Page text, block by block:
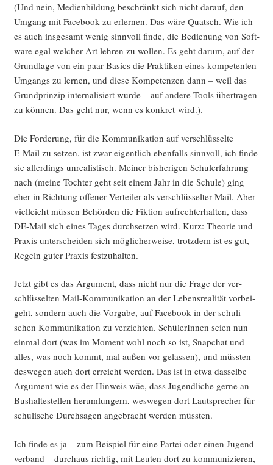
(Und nein, Medi­en­bil­dung beschränkt sich nicht dar­auf, den
Umgang mit Face­book zu erler­nen. Das wäre Quatsch. Wie ich
es auch ins­ge­samt wenig sinn­voll fin­de, die Bedie­nung von Soft­
ware egal wel­cher Art leh­ren zu wol­len. Es geht dar­um, auf der
Grund­la­ge von ein paar Basics die Prak­ti­ken eines kom­pe­ten­ten
Umgangs zu ler­nen, und die­se Kom­pe­ten­zen dann – weil das
Grund­prin­zip inter­na­li­siert wur­de – auf ande­re Tools über­tra­gen
zu kön­nen. Das geht nur, wenn es kon­kret wird.).
Die For­de­rung, für die Kom­mu­ni­ka­ti­on auf ver­schlüs­sel­te
E‑Mail zu set­zen, ist zwar eigent­lich eben­falls sinn­voll, ich fin­de
sie aller­dings unrea­lis­tisch. Mei­ner bis­he­ri­gen Schul­erfah­rung
nach (mei­ne Toch­ter geht seit einem Jahr in die Schu­le) ging
eher in Rich­tung offe­ner Ver­tei­ler als ver­schlüs­sel­ter Mail. Aber
viel­leicht müs­sen Behör­den die Fik­ti­on auf­recht­erhal­ten, dass
DE-Mail sich eines Tages durch­set­zen wird. Kurz: Theo­rie und
Pra­xis unter­schei­den sich mög­li­cher­wei­se, trotz­dem ist es gut,
Regeln guter Pra­xis festzuhalten.
Jetzt gibt es das Argu­ment, dass nicht nur die Fra­ge der ver­
schlüs­sel­ten Mail-Kom­mu­ni­ka­ti­on an der Lebens­rea­li­tät vor­bei­
geht, son­dern auch die Vor­ga­be, auf Face­book in der schu­li­
schen Kom­mu­ni­ka­ti­on zu ver­zich­ten. Schü­le­rIn­nen sei­en nun
ein­mal dort (was im Moment wohl noch so ist, Snap­chat und
alles, was noch kommt, mal außen vor gelas­sen), und müss­ten
des­we­gen auch dort erreicht wer­den. Das ist in etwa das­sel­be
Argu­ment wie es der Hin­weis wäe, dass Jugend­li­che ger­ne an
Bus­hal­te­stel­len her­um­lun­gern, wes­we­gen dort Laut­spre­cher für
schu­li­sche Durch­sa­gen ange­bracht wer­den müssten.
Ich fin­de es ja – zum Bei­spiel für eine Par­tei oder einen Jugend­
ver­band – durch­aus rich­tig, mit Leu­ten dort zu kom­mu­ni­zie­ren,